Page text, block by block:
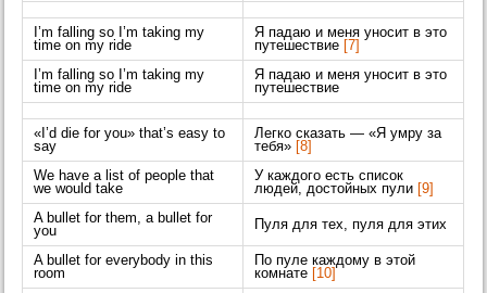
I’m falling so I’m taking my
time on my ride
Я падаю и меня уносит в это
путешествие
[7]
I’m falling so I’m taking my
time on my ride
Я падаю и меня уносит в это
путешествие
«I’d die for you» that’s easy to
say
Легко сказать — «Я умру за
тебя» [8]
We have a list of people that
we would take
У каждого есть список
людей, достойных пули [9]
A bullet for them, a bullet for
you
Пуля для тех, пуля для этих
A bullet for everybody in this
room
По пуле каждому в этой
комнате
[10]